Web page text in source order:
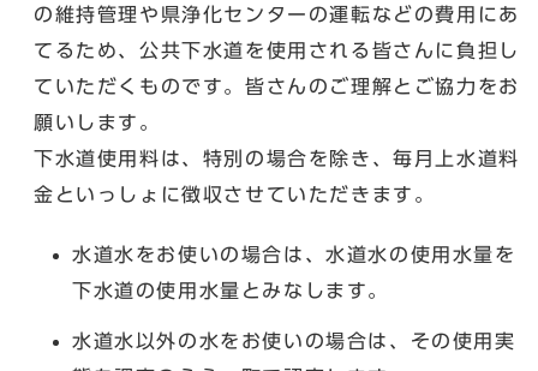
の維持管理や県浄化センターの運転などの費用にあ
てるため、公共下水道を使用される皆さんに負担し
ていただくものです。皆さんのご理解とご協力をお
願いします。
下水道使用料は、特別の場合を除き、毎月上水道料
金といっしょに徴収させていただきます。
水道水をお使いの場合は、水道水の使用水量を
下水道の使用水量とみなします。
水道水以外の水をお使いの場合は、その使用実